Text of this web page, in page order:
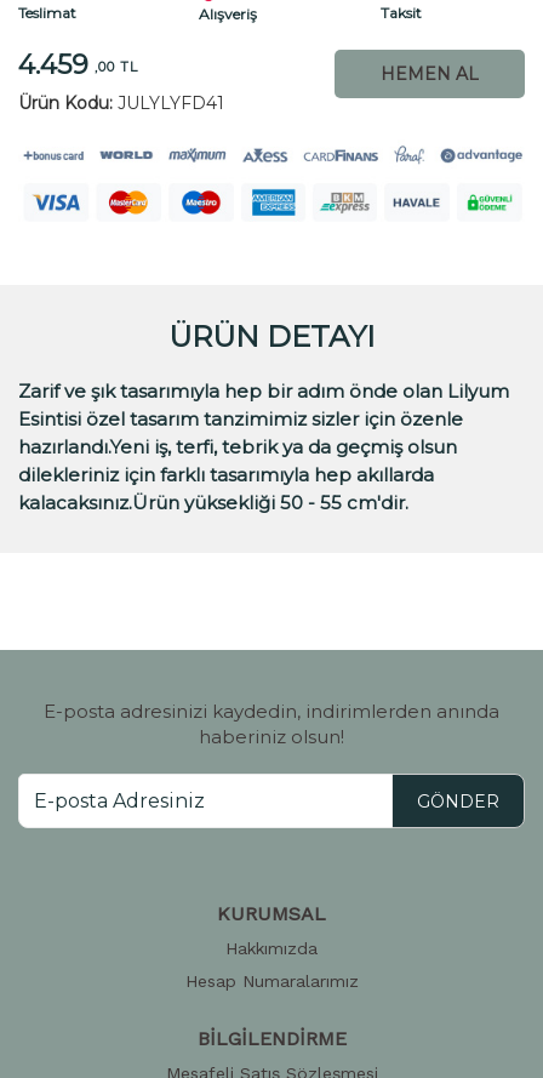
Teslimat
Alışveriş
Taksit
4.459 ,00 TL
Ürün Kodu: JULYLYFD41
HEMEN AL
ÜRÜN DETAYI
Zarif ve şık tasarımıyla hep bir adım önde olan Lilyum
Esintisi özel tasarım tanzimimiz sizler için özenle
hazırlandı.Yeni iş, terfi, tebrik ya da geçmiş olsun
dilekleriniz için farklı tasarımıyla hep akıllarda
kalacaksınız.Ürün yüksekliği 50 - 55 cm'dir.
E-posta adresinizi kaydedin, indirimlerden anında
haberiniz olsun!
GÖNDER
KURUMSAL
Hakkımızda
Hesap Numaralarımız
BİLGİLENDİRME
Mesafeli Satış Sözleşmesi